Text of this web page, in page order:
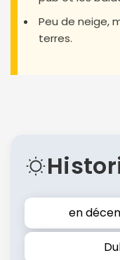
Peu de neige,
terres.
en